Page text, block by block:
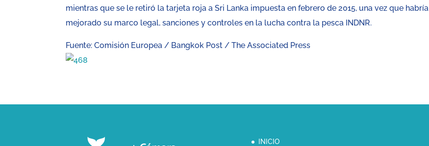
mientras que se le retiró la tarjeta roja a Sri Lanka impuesta en febrero de 2015, una vez que habría
mejorado su marco legal, sanciones y controles en la lucha contra la pesca INDNR.
Fuente: Comisión Europea / Bangkok Post / The Associated Press
INICIO